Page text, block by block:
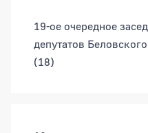
19-ое очередное
депутатов
(18)